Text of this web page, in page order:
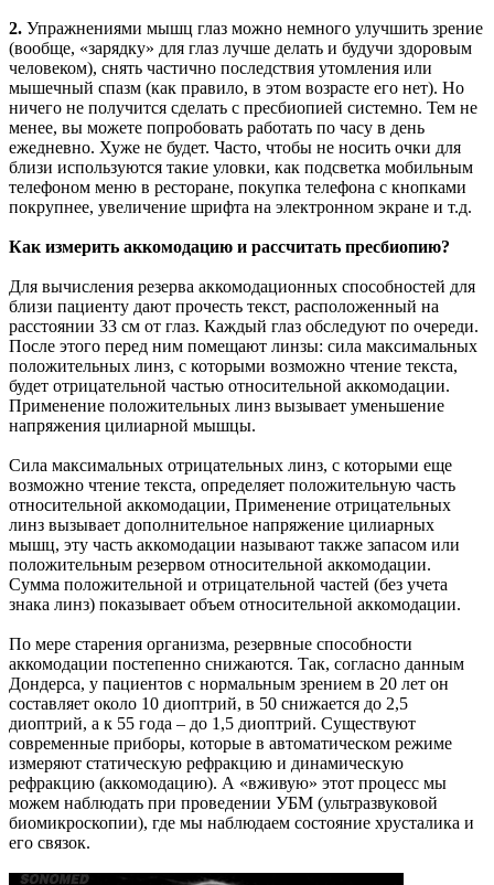
2. Упражнениями мышц глаз можно немного улучшить зрение
(вообще, «зарядку» для глаз лучше делать и будучи здоровым
человеком), снять частично последствия утомления или
мышечный спазм (как правило, в этом возрасте его нет). Но
ничего не получится сделать с пресбиопией системно. Тем не
менее, вы можете попробовать работать по часу в день
ежедневно. Хуже не будет. Часто, чтобы не носить очки для
близи используются такие уловки, как подсветка мобильным
телефоном меню в ресторане, покупка телефона с кнопками
покрупнее, увеличение шрифта на электронном экране и т.д.
Как измерить аккомодацию и рассчитать пресбиопию?
Для вычисления резерва аккомодационных способностей для
близи пациенту дают прочесть текст, расположенный на
расстоянии 33 см от глаз. Каждый глаз обследуют по очереди.
После этого перед ним помещают линзы: сила максимальных
положительных линз, с которыми возможно чтение текста,
будет отрицательной частью относительной аккомодации.
Применение положительных линз вызывает уменьшение
напряжения цилиарной мышцы.
Сила максимальных отрицательных линз, с которыми еще
возможно чтение текста, определяет положительную часть
относительной аккомодации, Применение отрицательных
линз вызывает дополнительное напряжение цилиарных
мышц, эту часть аккомодации называют также запасом или
положительным резервом относительной аккомодации.
Сумма положительной и отрицательной частей (без учета
знака линз) показывает объем относительной аккомодации.
По мере старения организма, резервные способности
аккомодации постепенно снижаются. Так, согласно данным
Дондерса, у пациентов с нормальным зрением в 20 лет он
составляет около 10 диоптрий, в 50 снижается до 2,5
диоптрий, а к 55 года – до 1,5 диоптрий. Существуют
современные приборы, которые в автоматическом режиме
измеряют статическую рефракцию и динамическую
рефракцию (аккомодацию). А «вживую» этот процесс мы
можем наблюдать при проведении УБМ (ультразвуковой
биомикроскопии), где мы наблюдаем состояние хрусталика и
его связок.